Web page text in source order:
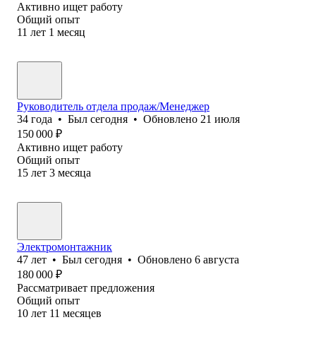
Активно ищет работу
Общий опыт
11 лет 1 месяц
Руководитель отдела продаж/Менеджер
34 года • Был сегодня • Обновлено 21 июля
150 000 ₽
Активно ищет работу
Общий опыт
15 лет 3 месяца
Электромонтажник
47 лет • Был сегодня • Обновлено 6 августа
180 000 ₽
Рассматривает предложения
Общий опыт
10 лет 11 месяцев